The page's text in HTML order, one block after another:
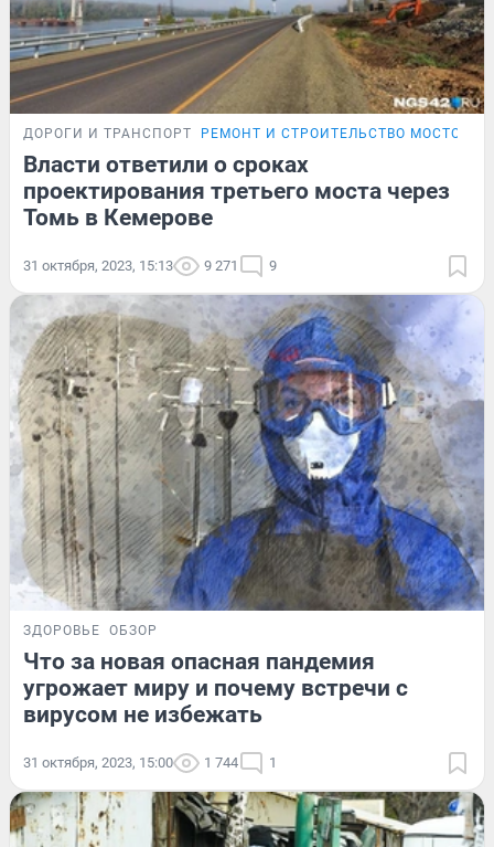
ДОРОГИ И ТРАНСПОРТ РЕМОНТ И СТРОИТЕЛЬСТВО МОСТОВ В
Власти ответили о сроках
проектирования третьего моста через
Томь в Кемерове
31 октября, 2023, 15:13 9 271 9
ЗДОРОВЬЕ ОБЗОР
Что за новая опасная пандемия
угрожает миру и почему встречи с
вирусом не избежать
31 октября, 2023, 15:00 1 744 1